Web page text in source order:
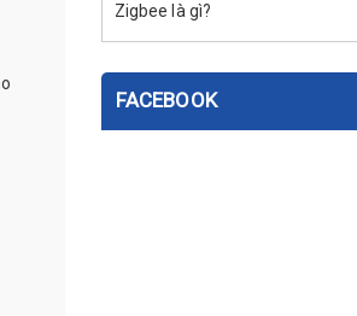
Zigbee là gì?
FACEBOOK